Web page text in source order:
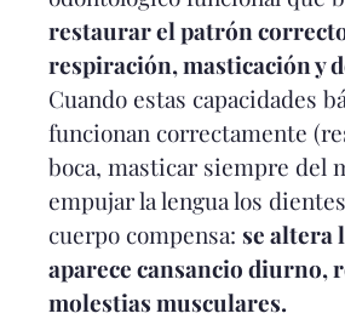
restaurar el patrón
respiración, masticación y
Cuando estas capacidades
funcionan correctamente
boca, masticar siempre del
empujar la lengua los
cuerpo compensa: se altera
aparece cansancio diurno,
molestias musculares.